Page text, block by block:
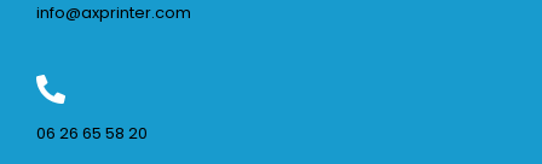
info@axprinter.com
06 26 65 58 20